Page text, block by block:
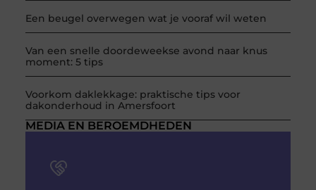
Een beugel overwegen wat je vooraf wil weten
Van een snelle doordeweekse avond naar knus
moment: 5 tips
Voorkom daklekkage: praktische tips voor
dakonderhoud in Amersfoort
MEDIA EN BEROEMDHEDEN